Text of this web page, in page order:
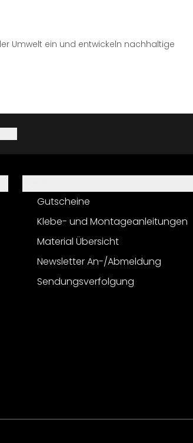
Umwelt ein und entwickeln nachhaltige
Gutscheine
Klebe- und Montageanleitungen
Material Übersicht
Newsletter An-/Abmeldung
Sendungsverfolgung